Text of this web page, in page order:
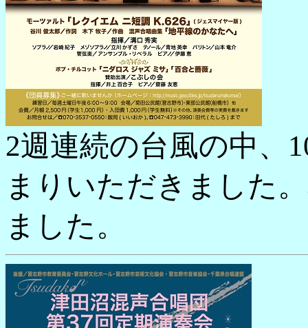
2週連続の台風の中、
まりいただきました
ました。